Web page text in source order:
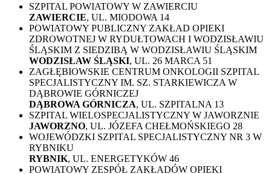
SZPITAL POWIATOWY W ZAWIERCIU
ZAWIERCIE, UL. MIODOWA 14
POWIATOWY PUBLICZNY ZAKŁAD OPIEKI
ZDROWOTNEJ W RYDUŁTOWACH I WODZISŁAWIU
ŚLĄSKIM Z SIEDZIBĄ W WODZISŁAWIU ŚLĄSKIM
WODZISŁAW ŚLĄSKI, UL. 26 MARCA 51
ZAGŁĘBIOWSKIE CENTRUM ONKOLOGII SZPITAL
SPECJALISTYCZNY IM. SZ. STARKIEWICZA W
DĄBROWIE GÓRNICZEJ
DĄBROWA GÓRNICZA, UL. SZPITALNA 13
SZPITAL WIELOSPECJALISTYCZNY W JAWORZNIE
JAWORZNO, UL. JÓZEFA CHEŁMOŃSKIEGO 28
WOJEWÓDZKI SZPITAL SPECJALISTYCZNY NR 3 W
RYBNIKU
RYBNIK, UL. ENERGETYKÓW 46
POWIATOWY ZESPÓŁ ZAKŁADÓW OPIEKI